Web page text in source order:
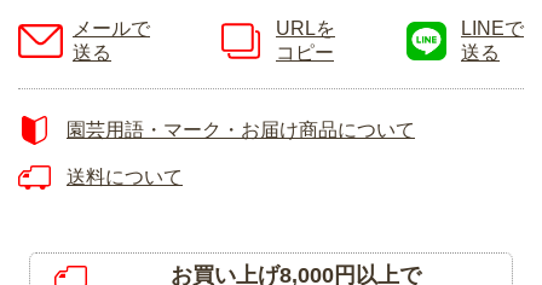
メールで
送る
URLを
コピー
LINEで
送る
園芸用語・マーク・お届け商品について
送料について
お買い上げ8,000円以上で